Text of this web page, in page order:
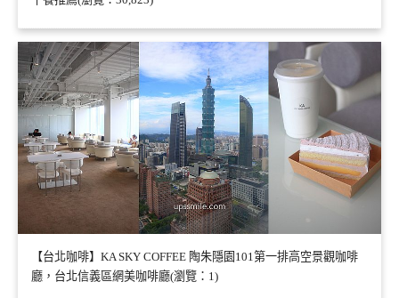
【台北咖啡】KA SKY COFFEE 陶朱隱園101第一排高空景觀咖啡
廳，台北信義區網美咖啡廳(瀏覽：1)